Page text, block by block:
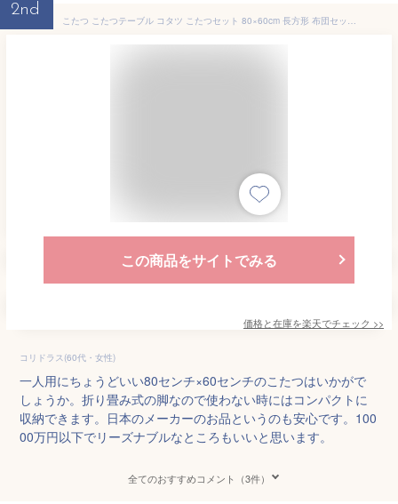
2nd
こたつ こたつテーブル コタツ こたつセット 80×60cm 長方形 布団セット こたつ布団 おしゃれ 一人用 ヒーター 折れ脚 折りたたみこたつ NCF-80602 折りたたみ 折れ脚 長方形 省スペース 新生活 山善 YAMAZEN 【送料無料】
この商品をサイトでみる
価格と在庫を楽天でチェック >>
コリドラス(60代・女性)
一人用にちょうどいい80センチ×60センチのこたつはいかがで
しょうか。折り畳み式の脚なので使わない時にはコンパクトに
収納できます。日本のメーカーのお品というのも安心です。100
00万円以下でリーズナブルなところもいいと思います。
全てのおすすめコメント（3件）